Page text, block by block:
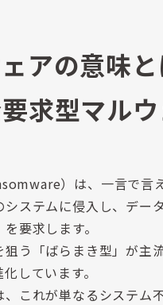
アの意味
求型マル
）は、一言で言
ステムに侵入し、デー
要求します。
う「ばらまき型」が主
しています。
これが単なるシステム